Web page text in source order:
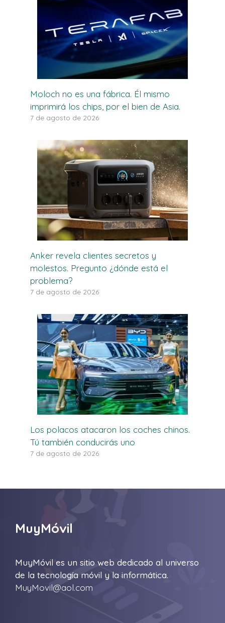
Moloch no es una fábrica. Él mismo
imprimirá los chips, por el bien de Asia.
7 de agosto de 2026
Anker revela clientes secretos y
molestos. Pregunto ¿dónde está el
problema?
7 de agosto de 2026
Los polacos atacaron los coches chinos.
Tú también conducirás uno
7 de agosto de 2026
MuyMóvil
MuyMóvil es un sitio web dedicado al universo
de la tecnología móvil y la informática.
MuyMovil@aol.com